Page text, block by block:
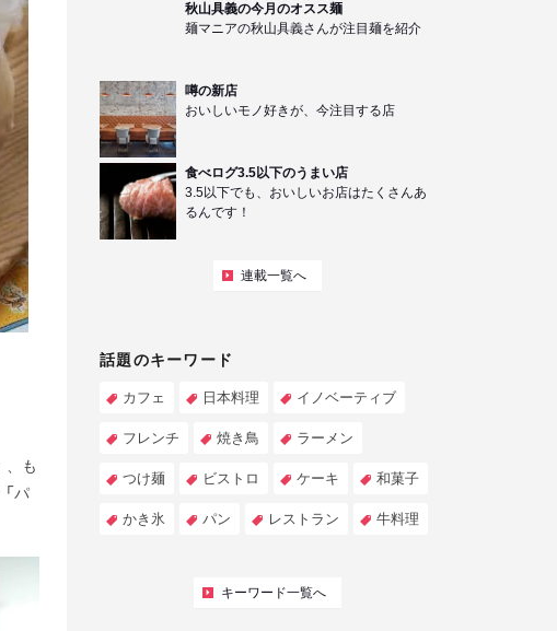
、も
「パ
秋山具義の今月のオスス麺
麺マニアの秋山具義さんが注目麺を紹介
噂の新店
おいしいモノ好きが、今注目する店
食べログ3.5以下のうまい店
3.5以下でも、おいしいお店はたくさんあ
るんです！
連載一覧へ
話題のキーワード
カフェ 日本料理 イノベーティブ
フレンチ 焼き鳥 ラーメン
つけ麺 ビストロ ケーキ 和菓子
かき氷 パン レストラン 牛料理
キーワード一覧へ